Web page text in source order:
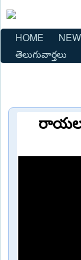
HOME
తెలుగువార్తలు